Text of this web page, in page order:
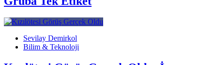
Sevilay Demirkol
Bilim & Teknoloji